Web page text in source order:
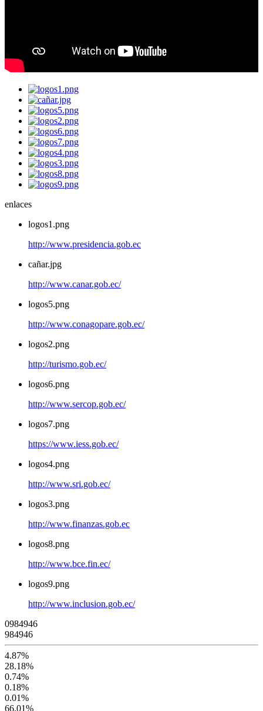
enlaces
logos1.png
http://www.presidencia.gob.ec
cañar.jpg
http://www.canar.gob.ec/
logos5.png
http://www.conagopare.gob.ec/
logos2.png
http://turismo.gob.ec/
logos6.png
http://www.sercop.gob.ec/
logos7.png
https://www.iess.gob.ec/
logos4.png
http://www.sri.gob.ec/
logos3.png
http://www.finanzas.gob.ec
logos8.png
http://www.bce.fin.ec/
logos9.png
http://www.inclusion.gob.ec/
0984946
984946
4.87%
28.18%
0.74%
0.18%
0.01%
66.01%